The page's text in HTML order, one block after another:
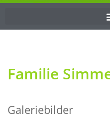
Familie
Galeriebilder